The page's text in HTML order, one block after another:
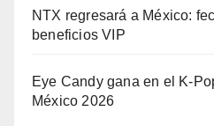
NTX regresará a México:
beneficios VIP
Eye Candy gana en el K-
México 2026